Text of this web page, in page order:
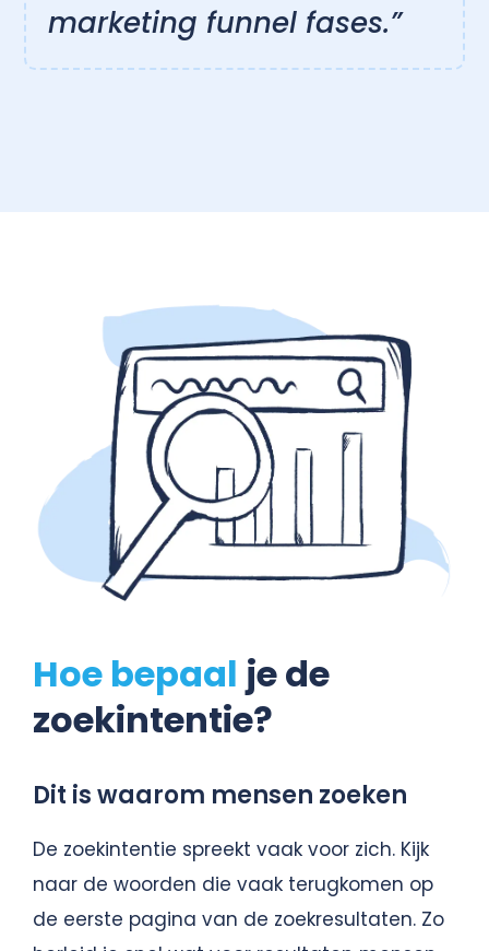
marketing funnel fases.”
Hoe bepaal je de
zoekintentie?
Dit is waarom mensen zoeken
De zoekintentie spreekt vaak voor zich. Kijk
naar de woorden die vaak terugkomen op
de eerste pagina van de zoekresultaten. Zo